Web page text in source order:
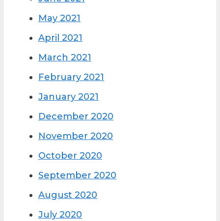
May 2021
April 2021
March 2021
February 2021
January 2021
December 2020
November 2020
October 2020
September 2020
August 2020
July 2020